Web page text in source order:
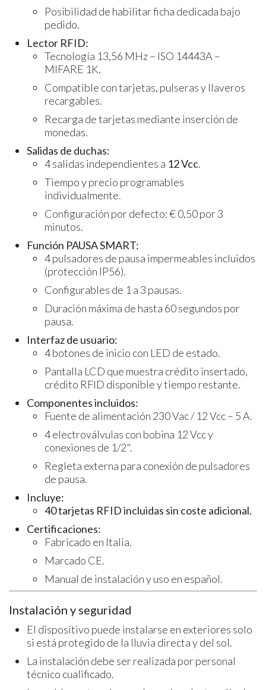
Posibilidad de habilitar ficha dedicada bajo
pedido.
Lector RFID:
Tecnología 13,56 MHz – ISO 14443A –
MIFARE 1K.
Compatible con tarjetas, pulseras y llaveros
recargables.
Recarga de tarjetas mediante inserción de
monedas.
Salidas de duchas:
4 salidas independientes a 12 Vcc.
Tiempo y precio programables
individualmente.
Configuración por defecto: € 0,50 por 3
minutos.
Función PAUSA SMART:
4 pulsadores de pausa impermeables incluidos
(protección IP56).
Configurables de 1 a 3 pausas.
Duración máxima de hasta 60 segundos por
pausa.
Interfaz de usuario:
4 botones de inicio con LED de estado.
Pantalla LCD que muestra crédito insertado,
crédito RFID disponible y tiempo restante.
Componentes incluidos:
Fuente de alimentación 230 Vac / 12 Vcc – 5 A.
4 electroválvulas con bobina 12 Vcc y
conexiones de 1/2".
Regleta externa para conexión de pulsadores
de pausa.
Incluye:
40 tarjetas RFID incluidas sin coste adicional.
Certificaciones:
Fabricado en Italia.
Marcado CE.
Manual de instalación y uso en español.
Instalación y seguridad
El dispositivo puede instalarse en exteriores solo
si está protegido de la lluvia directa y del sol.
La instalación debe ser realizada por personal
técnico cualificado.